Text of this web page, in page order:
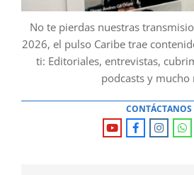
No te pierdas nuestras
2026, el pulso Caribe trae
ti: Editoriales, entrevistas,
podcasts y mucho
CONTÁCTANOS